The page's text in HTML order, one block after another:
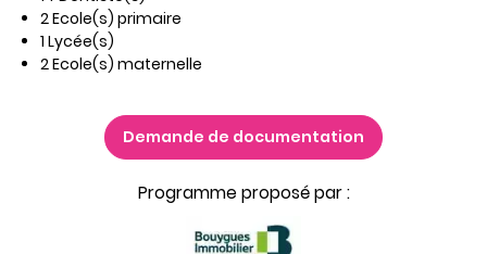
2 Ecole(s) primaire
1 Lycée(s)
2 Ecole(s) maternelle
Demande de documentation
Programme proposé par :